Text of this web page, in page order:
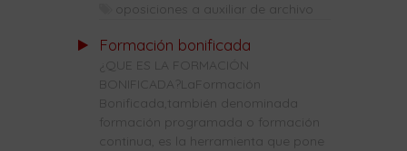
oposiciones a auxiliar de archivo
Formación bonificada
¿QUE ES LA FORMACIÓN
BONIFICADA?LaFormación
Bonificada,también denominada
formación programada o formación
continua, es la herramienta que pone